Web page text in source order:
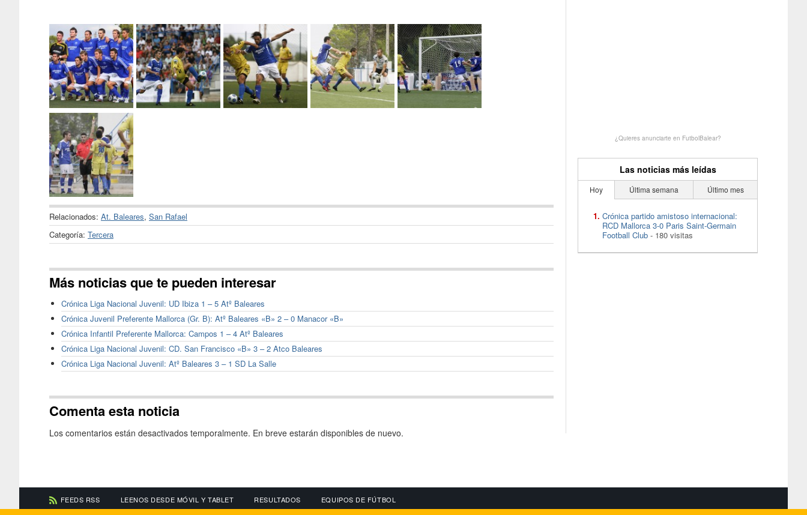
Relacionados: At. Baleares, San Rafael
Categoría: Tercera
Más noticias que te pueden interesar
Crónica Liga Nacional Juvenil: UD Ibiza 1 – 5 Atº Baleares
Crónica Juvenil Preferente Mallorca (Gr. B): Atº Baleares «B» 2 – 0 Manacor «B»
Crónica Infantil Preferente Mallorca: Campos 1 – 4 Atº Baleares
Crónica Liga Nacional Juvenil: CD. San Francisco «B» 3 – 2 Atco Baleares
Crónica Liga Nacional Juvenil: Atº Baleares 3 – 1 SD La Salle
Comenta esta noticia
Los comentarios están desactivados temporalmente. En breve estarán disponibles de nuevo.
¿Quieres anunciarte en FutbolBalear?
Las noticias más leídas
Hoy Última semana Último mes
Crónica partido amistoso internacional:
RCD Mallorca 3-0 Paris Saint-Germain
Football Club - 180 visitas
FEEDS RSS LEENOS DESDE MÓVIL Y TABLET RESULTADOS EQUIPOS DE FÚTBOL